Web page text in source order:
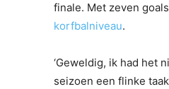
finale. Met zeven
korfbalniveau.
‘Geweldig, ik had het
seizoen een flinke